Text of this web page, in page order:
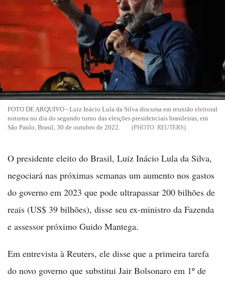
FOTO DE ARQUIVO - Luiz Inácio Lula da Silva discursa em reunião eleitoral
noturna no dia do segundo turno das eleições presidenciais brasileiras, em
São Paulo, Brasil, 30 de outubro de 2022.
REUTERS
O presidente eleito do Brasil, Luiz Inácio Lula da Silva,
negociará nas próximas semanas um aumento nos gastos
do governo em 2023 que pode ultrapassar 200 bilhões de
reais (US$ 39 bilhões), disse seu ex-ministro da Fazenda
e assessor próximo Guido Mantega.
Em entrevista à Reuters, ele disse que a primeira tarefa
do novo governo que substitui Jair Bolsonaro em 1º de